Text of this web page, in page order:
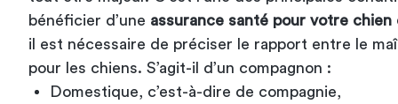
bénéficier d’une assurance santé pour votre
il est nécessaire de préciser le rapport entre le
pour les chiens. S’agit-il d’un compagnon :
Domestique, c’est-à-dire de compagnie,